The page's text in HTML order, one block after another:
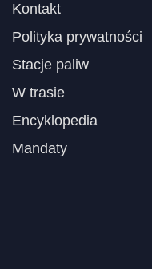
Kontakt
Polityka prywatności
Stacje paliw
W trasie
Encyklopedia
Mandaty